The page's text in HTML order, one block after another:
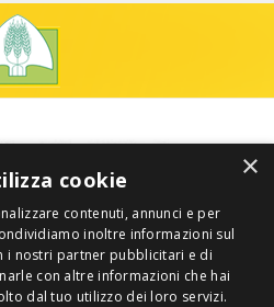
×
cookie
contenuti, annunci e per
inoltre informazioni sul
i nostri partner pubblicitari e di
con altre informazioni che hai
dal tuo utilizzo dei loro servizi.